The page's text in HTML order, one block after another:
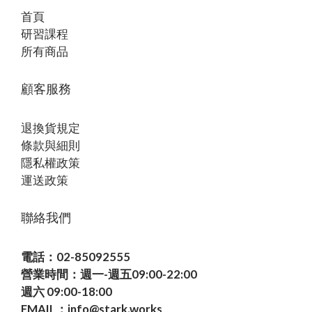
首頁
研習課程
所有商品
顧客服務
退換貨規定
條款與細則
隱私權政策
運送政策
聯絡我們
電話：02-85092555
營業時間：週一-週五09:00-22:00
週六 09:00-18:00
EMAIL：info@stark.works